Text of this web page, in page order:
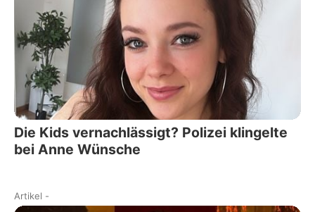
Die Kids vernachlässigt? Polizei klingelte
bei Anne Wünsche
Artikel -